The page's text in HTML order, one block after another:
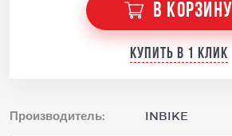
В КОРЗИНУ
Купить в 1 клик
Производитель: INBIKE